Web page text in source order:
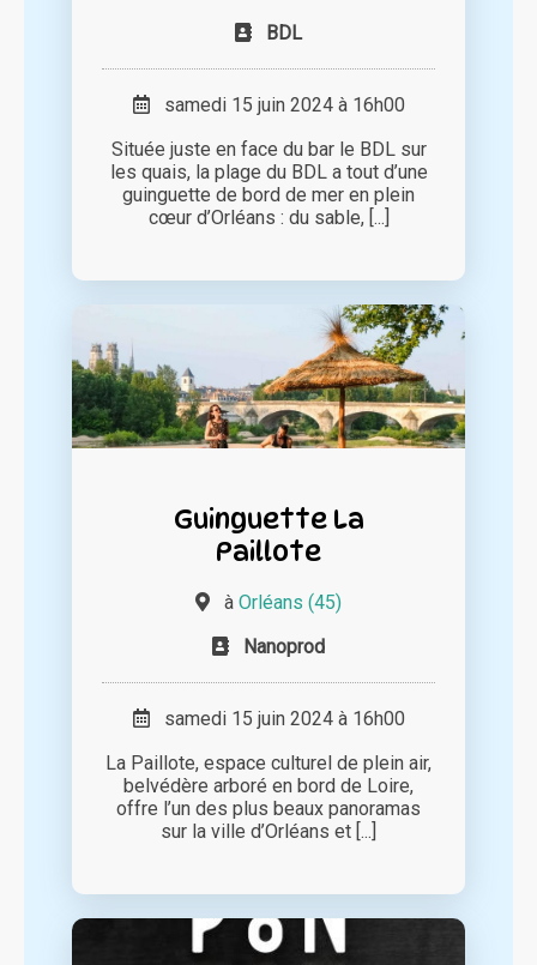
BDL
samedi 15 juin 2024 à 16h00
Située juste en face du bar le BDL sur
les quais, la plage du BDL a tout d’une
guinguette de bord de mer en plein
cœur d’Orléans : du sable, [...]
Guinguette La
Paillote
à Orléans (45)
Nanoprod
samedi 15 juin 2024 à 16h00
La Paillote, espace culturel de plein air,
belvédère arboré en bord de Loire,
offre l’un des plus beaux panoramas
sur la ville d’Orléans et [...]